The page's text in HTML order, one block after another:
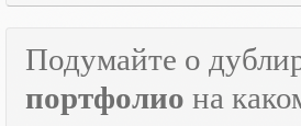
Подумайте о
портфолио на